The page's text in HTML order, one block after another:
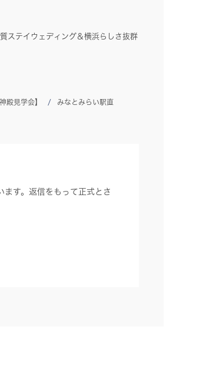
ステイウェディング＆横浜らしさ抜群
殿見学会】
みなとみらい駅直
す。返信をもって正式とさ